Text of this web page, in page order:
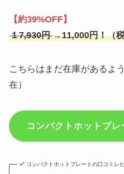
【約39%OFF】
１7,930円→11,000円！（
こちらはまだ在庫があるよ
在）
コンパクトホットプ
コンパクトホットプレートの口コミレ